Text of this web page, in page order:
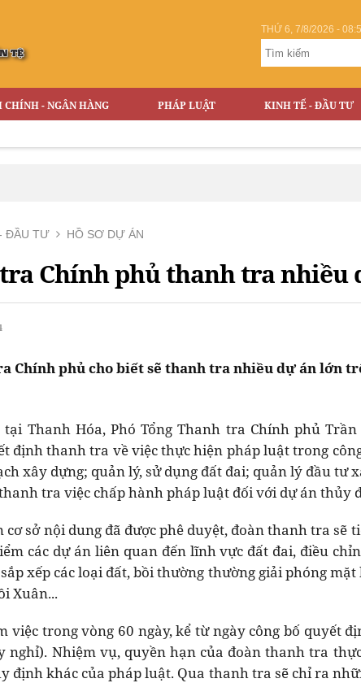
THỨ 6, 7/8/2026 -
CHÍNH - NGÂN HÀNG PHÁP LUẬT KINH TẾ - ĐẦU TƯ
ĐẦU TƯ HỒ SƠ DỰ ÁN
Chính phủ thanh tra nhiều
Chính phủ cho biết sẽ thanh tra nhiều dự án lớn
tại Thanh Hóa, Phó Tổng Thanh tra Chính phủ
định thanh tra về việc thực hiện pháp luật trong
xây dựng; quản lý, sử dụng đất đai; quản lý đầu tư
tra việc chấp hành pháp luật đối với dự án thủy
cơ sở nội dung đã được phê duyệt, đoàn thanh tra sẽ
các dự án liên quan đến lĩnh vực đất đai, điều
xếp các loại đất, bồi thường thường giải phóng
Xuân...
việc trong vòng 60 ngày, kể từ ngày công bố quyết
nghỉ). Nhiệm vụ, quyền hạn của đoàn thanh tra
định khác của pháp luật. Qua thanh tra sẽ chỉ ra